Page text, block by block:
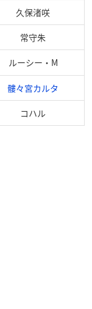
久保渚咲
常守朱
ルーシー・M
髏々宮カルタ
コハル